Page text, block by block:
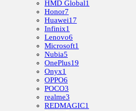
HMD Global1
Honor7
Huawei17
Infinix1
Lenovo6
Microsoft1
Nubia5
OnePlus19
Onyx1
OPPO6
POCO3
realme3
REDMAGIC1